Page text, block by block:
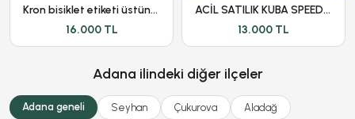
Kron bisiklet etiketi üstünde hatasız ayarında
16.000 TL
ACİL SATILIK KUBA SPEEDLİGHT
13.000 TL
Adana ilindeki diğer ilçeler
Adana geneli Seyhan Çukurova Aladağ